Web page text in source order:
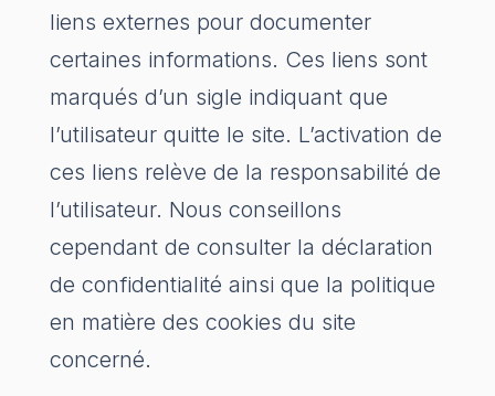
liens externes pour documenter
certaines informations. Ces liens sont
marqués d’un sigle indiquant que
l’utilisateur quitte le site. L’activation de
ces liens relève de la responsabilité de
l’utilisateur. Nous conseillons
cependant de consulter la déclaration
de confidentialité ainsi que la politique
en matière des cookies du site
concerné.